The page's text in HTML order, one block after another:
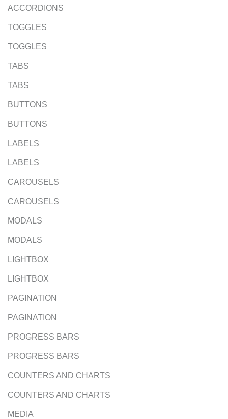
ACCORDIONS
TOGGLES
TOGGLES
TABS
TABS
BUTTONS
BUTTONS
LABELS
LABELS
CAROUSELS
CAROUSELS
MODALS
MODALS
LIGHTBOX
LIGHTBOX
PAGINATION
PAGINATION
PROGRESS BARS
PROGRESS BARS
COUNTERS AND CHARTS
COUNTERS AND CHARTS
MEDIA